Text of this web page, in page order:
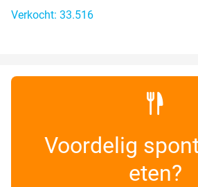
Verkocht: 33.516
Voordelig
eten?